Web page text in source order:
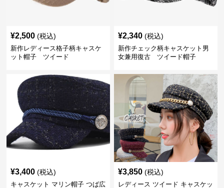
¥2,500 (税込)
新作レディース格子柄キャスケ
ット帽子 ツイード
¥2,340 (税込)
新作チェック柄キャスケット男
女兼用復古 ツイード帽子
¥3,400 (税込)
キャスケット マリン帽子 つば広
¥3,850 (税込)
レディース ツイード キャスケッ